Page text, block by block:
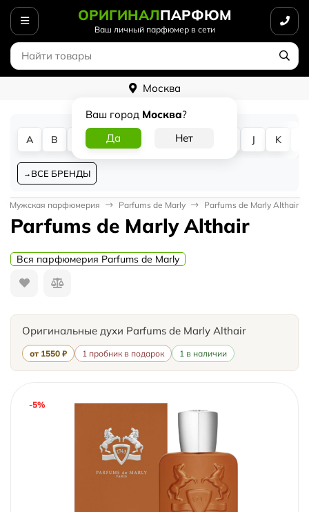
ОРИГИНАЛПАРФЮМ
Ваш личный парфюмер в сети
Москва
Ваш город Москва?
A B D G J K
ВСЕ БРЕНДЫ
Мужская парфюмерия Parfums de Marly Parfums de Marly Althair
Parfums de Marly Althair
Вся парфюмерия Parfums de Marly
Оригинальные духи Parfums de Marly Althair
от 1550 ₽ 1 пробник в подарок 1 в наличии
-5%